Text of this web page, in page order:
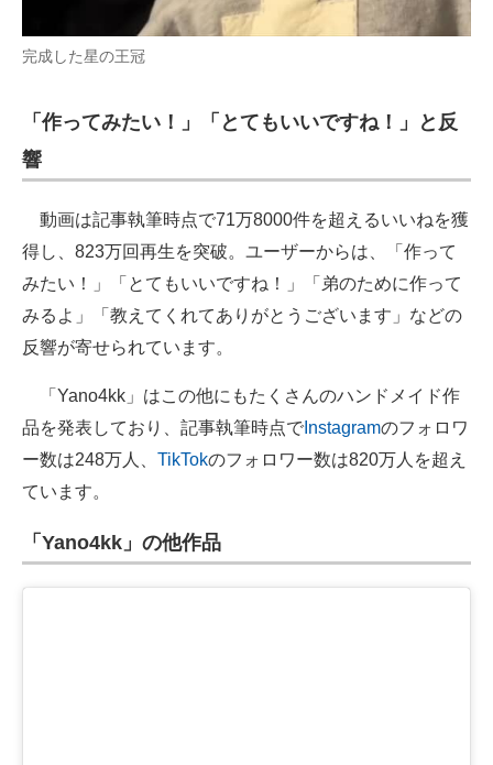
完成した星の王冠
「作ってみたい！」「とてもいいですね！」と反
響
動画は記事執筆時点で71万8000件を超えるいいねを獲
得し、823万回再生を突破。ユーザーからは、「作って
みたい！」「とてもいいですね！」「弟のために作って
みるよ」「教えてくれてありがとうございます」などの
反響が寄せられています。
「Yano4kk」はこの他にもたくさんのハンドメイド作
品を発表しており、記事執筆時点で Instagramのフォロワ
ー数は248万人、 TikTokのフォロワー数は820万人を超え
ています。
「Yano4kk」の他作品